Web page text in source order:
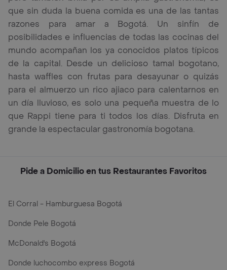
que sin duda la buena comida es una de las tantas
razones para amar a Bogotá. Un sinfín de
posibilidades e influencias de todas las cocinas del
mundo acompañan los ya conocidos platos típicos
de la capital. Desde un delicioso tamal bogotano,
hasta waffles con frutas para desayunar o quizás
para el almuerzo un rico ajiaco para calentarnos en
un día lluvioso, es solo una pequeña muestra de lo
que Rappi tiene para ti todos los días. Disfruta en
grande la espectacular gastronomía bogotana.
Pide a Domicilio en tus Restaurantes Favoritos
El Corral - Hamburguesa Bogotá
Donde Pele Bogotá
McDonald's Bogotá
Donde luchocombo express Bogotá